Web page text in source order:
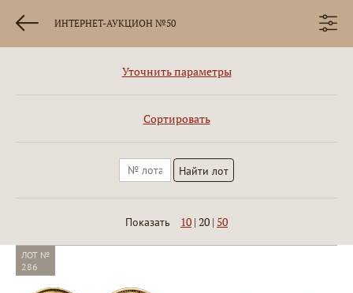
ИНТЕРНЕТ-АУКЦИОН №50
Уточнить параметры
Сортировать
Показать 10 | 20 | 50
ЛОТ №
286